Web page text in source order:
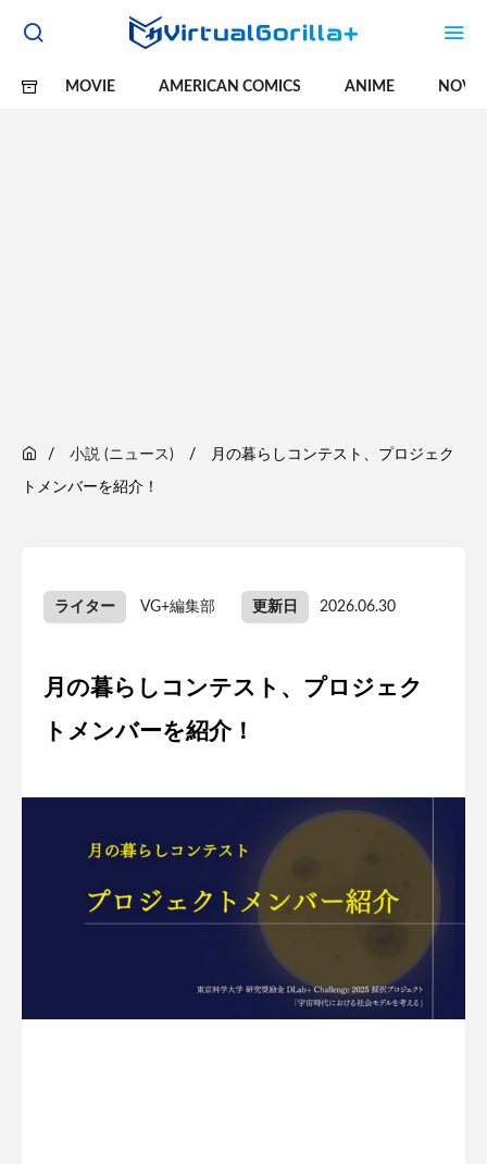
MOVIE AMERICAN COMICS ANIME
小説 (ニュース) 月の暮らしコンテスト、プロジェク
トメンバーを紹介！
ライター VG+編集部 更新日 2026.06.30
月の暮らしコンテスト、プロジェク
トメンバーを紹介！